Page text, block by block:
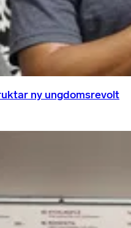
ny ungdomsrevolt